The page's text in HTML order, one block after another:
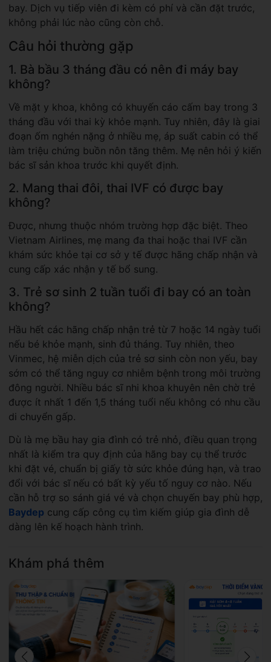
bay. Dịch vụ tiếp viên đi kèm có phí và cần đặt trước,
không phải lúc nào cũng còn chỗ.
Câu hỏi thường gặp
1. Bà bầu 3 tháng đầu có nên đi máy bay
không?
Về mặt y khoa, không có khuyến cáo cấm bay trong 3
tháng đầu với thai kỳ khỏe mạnh. Tuy nhiên, đây là giai
đoạn ốm nghén nặng ở nhiều mẹ, áp suất cabin có thể
làm triệu chứng buồn nôn tăng thêm. Mẹ nên hỏi ý kiến
bác sĩ sản khoa trước khi quyết định.
2. Mang thai đôi, thai IVF có được bay
không?
Được, nhưng thuộc nhóm trường hợp đặc biệt. Theo
Vietnam Airlines, mẹ mang đa thai hoặc thai IVF cần
khám sức khỏe tại cơ sở y tế được hãng chấp nhận và
cung cấp xác nhận y tế bổ sung.
3. Trẻ sơ sinh 2 tuần tuổi đi bay có an toàn
không?
Hầu hết các hãng chấp nhận trẻ từ 7 hoặc 14 ngày tuổi
nếu bé khỏe mạnh, sinh đủ tháng. Tuy nhiên, theo
Vinmec, hệ miễn dịch của trẻ sơ sinh còn non yếu, bay
sớm có thể tăng nguy cơ nhiễm bệnh trong môi trường
đông người. Nhiều bác sĩ nhi khoa khuyên nên chờ trẻ
được ít nhất 1 đến 1,5 tháng tuổi nếu không có nhu cầu
di chuyển gấp.
Dù là mẹ bầu hay gia đình có trẻ nhỏ, điều quan trọng
nhất là kiểm tra quy định của hãng bay cụ thể trước
khi đặt vé, chuẩn bị giấy tờ sức khỏe đúng hạn, và trao
đổi với bác sĩ nếu có bất kỳ yếu tố nguy cơ nào. Nếu
cần hỗ trợ so sánh giá vé và chọn chuyến bay phù hợp,
Baydep cung cấp công cụ tìm kiếm giúp gia đình dễ
dàng lên kế hoạch hành trình.
Khám phá thêm